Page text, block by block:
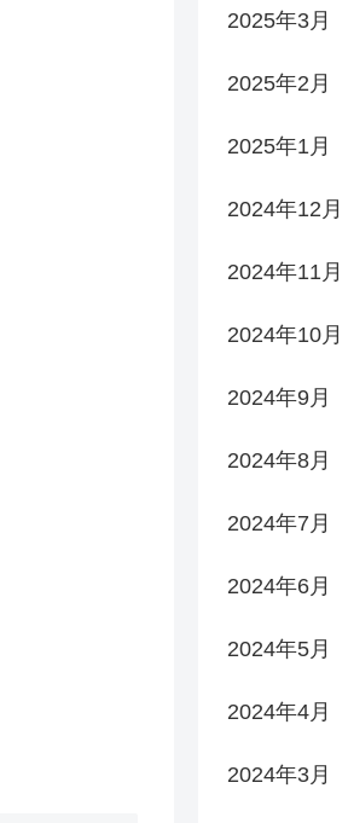
2025年3月
2025年2月
2025年1月
2024年12月
2024年11月
2024年10月
2024年9月
2024年8月
2024年7月
2024年6月
2024年5月
2024年4月
2024年3月